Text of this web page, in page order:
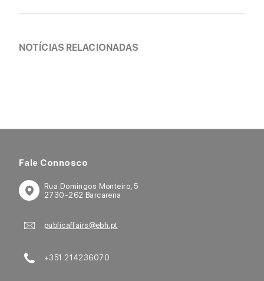
NOTÍCIAS RELACIONADAS
Fale Connosco
Rua Domingos Monteiro, 5
2730-262 Barcarena
publicaffairs@ebh.pt
+351 214236070